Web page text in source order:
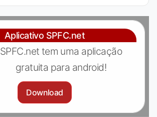
Aplicativo SPFC.net
SPFC.net tem uma aplicação
gratuita para android!
Download